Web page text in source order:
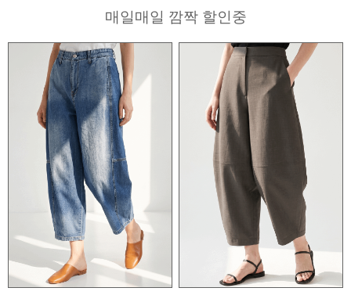
매일매일 깜짝 할인중